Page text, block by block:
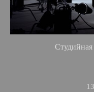
Студийная